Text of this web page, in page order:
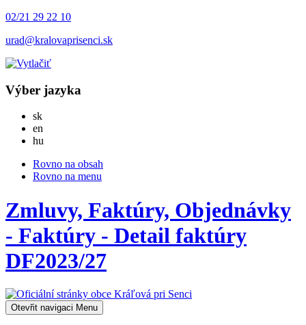
02/21 29 22 10
urad@kralovaprisenci.sk
Výber jazyka
skSlovensky
en
hu
Rovno na obsah
Rovno na menu
Zmluvy, Faktúry, Objednávky
- Faktúry - Detail faktúry
DF2023/27
Otevřit navigaci Menu